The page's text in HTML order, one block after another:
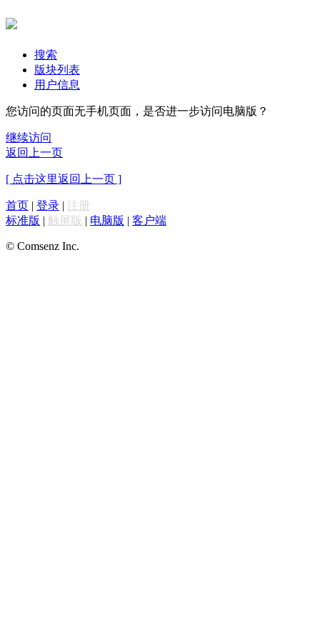
搜索
版块列表
用户信息
您访问的页面无手机页面，是否进一步访问电脑版？
继续访问
返回上一页
[ 点击这里返回上一页 ]
首页 | 登录 | 注册
标准版 | 触屏版 | 电脑版 | 客户端
© Comsenz Inc.